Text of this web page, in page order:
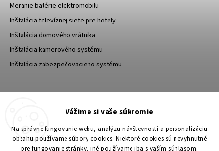
Vážime si vaše súkromie
Na správne fungovanie webu, analýzu návštevnosti a personalizáciu
obsahu používame súbory cookies. Niektoré cookies sú nevyhnutné
pre fungovanie stránky, iné používame iba s vaším súhlasom.
Meranie batérie elektromobilu
Inštalácia televíznej siete pre hotely
Inštalácia domového vrátnika
Inštalácia kamerového systému
Inštalácia zabezpečovacieho systému